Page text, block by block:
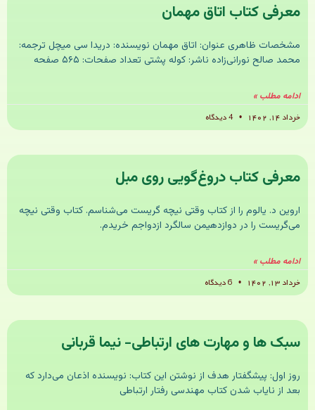
معرفی کتاب اتاق مهمان
مشخصات ظاهری عنوان: اتاق مهمان نویسنده: دریدا سی میچل ترجمه:
محمد صالح نورانی‌زاده ناشر: کوله پشتی تعداد صفحات: ۵۶۵ صفحه
ادامه مطلب »
خرداد ۱۴, ۱۴۰۲
معرفی کتاب دروغ‌گویی روی مبل
اروین د. یالوم را از کتاب وقتی نیچه گریست می‌شناسم. کتاب وقتی نیچه
می‌گریست را در دوازدهیمن سالگرد ازدواجم خریدم.
ادامه مطلب »
خرداد ۱۳, ۱۴۰۲
سبک ها و مهارت های ارتباطی- نیما قربانی
روز اول: پیشگفتار هدف از نوشتن این کتاب: نویسنده اذعان می‌دارد که
بعد از نایاب شدن کتاب مهندسی رفتار ارتباطی